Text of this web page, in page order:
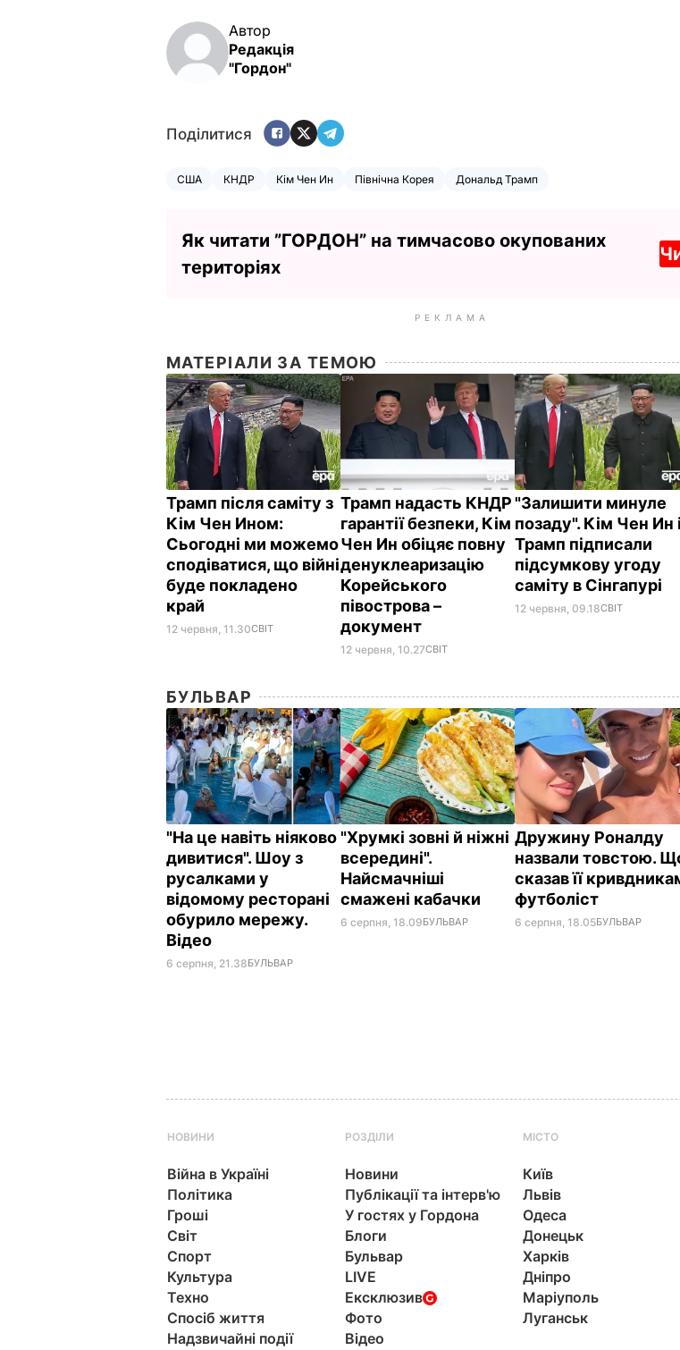
Автор
Редакція
"Гордон"
Поділитися
США КНДР Кім Чен Ин Північна Корея Дональд Трамп
Як читати ”ГОРДОН” на тимчасово окупованих
територіях
РЕКЛАМА
МАТЕРІАЛИ ЗА ТЕМОЮ
Трамп після саміту з
Кім Чен Ином:
Сьогодні ми можемо
сподіватися, що війні
буде покладено
край
12 червня, 11.30СВІТ
Трамп надасть КНДР
гарантії безпеки, Кім
Чен Ин обіцяє повну
денуклеаризацію
Корейського
півострова –
документ
12 червня, 10.27СВІТ
"Залишити минуле
позаду". Кім Чен Ин і
Трамп підписали
підсумкову угоду
саміту в Сінгапурі
12 червня, 09.18СВІТ
БУЛЬВАР
"На це навіть ніяково
дивитися". Шоу з
русалками у
відомому ресторані
обурило мережу.
Відео
6 серпня, 21.38БУЛЬВАР
"Хрумкі зовні й ніжні
всередині".
Найсмачніші
смажені кабачки
6 серпня, 18.09БУЛЬВАР
Дружину Роналду
назвали товстою.
сказав її
футболіст
6 серпня, 18.05БУЛЬВАР
НОВИНИ
Війна в Україні
Політика
Гроші
Світ
Спорт
Культура
Техно
Спосіб життя
Надзвичайні події
РОЗДІЛИ
Новини
Публікації та інтерв'ю
У гостях у Гордона
Блоги
Бульвар
LIVE
Ексклюзив
Фото
Відео
МІСТО
Київ
Львів
Одеса
Донецьк
Харків
Дніпро
Маріуполь
Луганськ